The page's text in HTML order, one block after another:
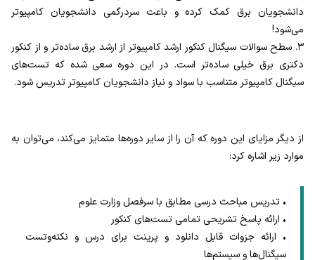
دانشجویان برق کمک کرده و باعث سردرگمی دانشجویان کامپیوتر
می‌شود!
۳. سطح سوالات سیگنال کنکور ارشد کامپیوتر از ارشد برق ساده‌تر و از کنکور
دکتری برق خیلی ساده‌تر است. در این دوره سعی شده که تست‌های
سیگنال کامپیوتر متناسب با سواد و نیاز دانشجویان کامپیوتر تدریس شود.
از دیگر مزایای این دوره که آن را از سایر دوره‌ها متمایز می‌کند، می‌توان به
موارد زیر اشاره کرد:
• تدریس مباحث درسی مطابق با سرفصل وزارت علوم
• ارائه پاسخ تشریحی تمامی تست‌‌های کنکور
• ارائه جزوات قابل دانلود و پرینت برای درس و نکته‌وتست
سیگنال‌ها و سیستم‌ها